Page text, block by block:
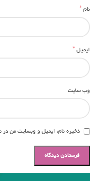
نام*
ایمیل*
وب‌ سایت
ذخیره نام، ایمیل و وبسایت من در